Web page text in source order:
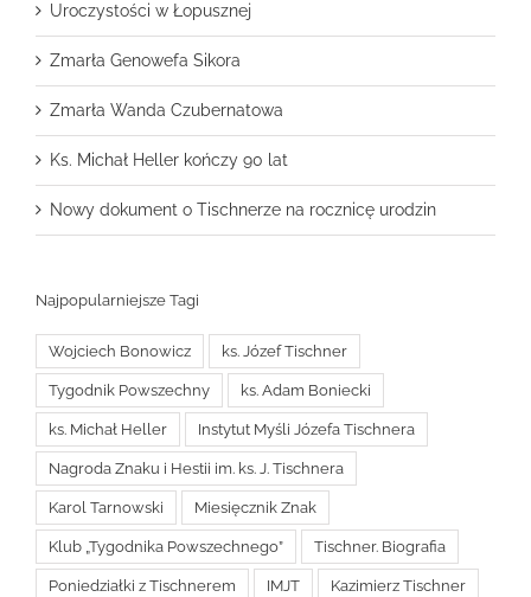
Uroczystości w Łopusznej
Zmarła Genowefa Sikora
Zmarła Wanda Czubernatowa
Ks. Michał Heller kończy 90 lat
Nowy dokument o Tischnerze na rocznicę urodzin
Najpopularniejsze Tagi
Wojciech Bonowicz ks. Józef Tischner
Tygodnik Powszechny ks. Adam Boniecki
ks. Michał Heller Instytut Myśli Józefa Tischnera
Nagroda Znaku i Hestii im. ks. J. Tischnera
Karol Tarnowski Miesięcznik Znak
Klub „Tygodnika Powszechnego” Tischner. Biografia
Poniedziałki z Tischnerem IMJT Kazimierz Tischner